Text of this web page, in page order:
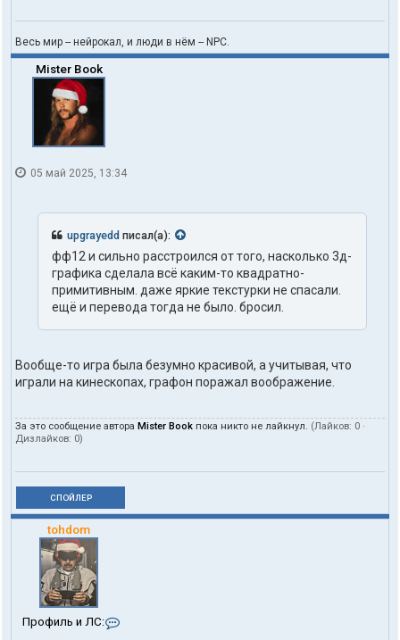
Весь мир -- нейрокал, и люди в нём -- NPC.
Mister Book
05 май 2025, 13:34
upgrayedd писал(а):
фф12 и сильно расстроился от того, насколько 3д-
графика сделала всё каким-то квадратно-
примитивным. даже яркие текстурки не спасали.
ещё и перевода тогда не было. бросил.
Вообще-то игра была безумно красивой, а учитывая, что
играли на кинескопах, графон поражал воображение.
За это сообщение автора Mister Book пока никто не лайкнул. (Лайков: 0 ·
Дизлайков: 0)
СПОЙЛЕР
tohdom
Профиль и ЛС: